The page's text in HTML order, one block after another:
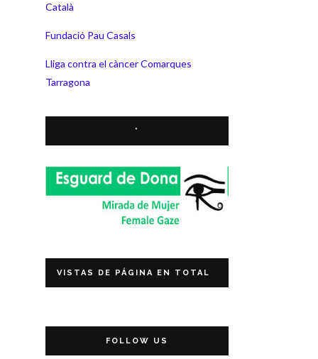
Català
Fundació Pau Casals
Lliga contra el càncer Comarques
Tarragona
*
VISTAS DE PÁGINA EN TOTAL
FOLLOW US